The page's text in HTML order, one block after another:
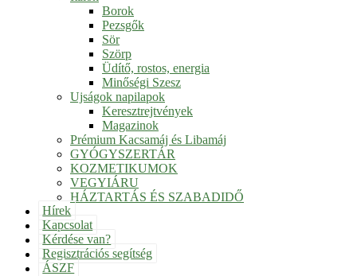
Borok
Pezsgők
Sör
Szörp
Üdítő, rostos, energia
Minőségi Szesz
Ujságok napilapok
Keresztrejtvények
Magazinok
Prémium Kacsamáj és Libamáj
GYÓGYSZERTÁR
KOZMETIKUMOK
VEGYIÁRU
HÁZTARTÁS ÉS SZABADIDŐ
Hírek
Kapcsolat
Kérdése van?
Regisztrációs segítség
ÁSZF